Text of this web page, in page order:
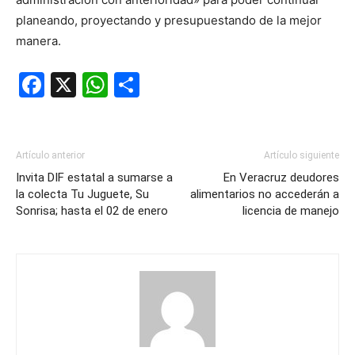
planeando, proyectando y presupuestando de la mejor
manera.
Facebook
X WhatsApp
Artículo anterior
Invita DIF estatal a sumarse a
la colecta Tu Juguete, Su
Sonrisa; hasta el 02 de enero
Artículo siguiente
En Veracruz deudores
alimentarios no accederán a
licencia de manejo